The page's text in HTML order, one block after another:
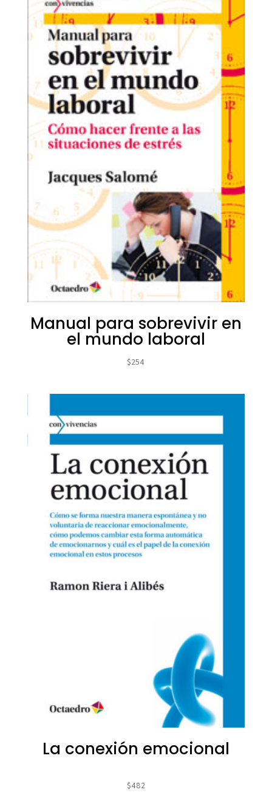
Manual para sobrevivir en
el mundo laboral
$254
La conexión emocional
$482